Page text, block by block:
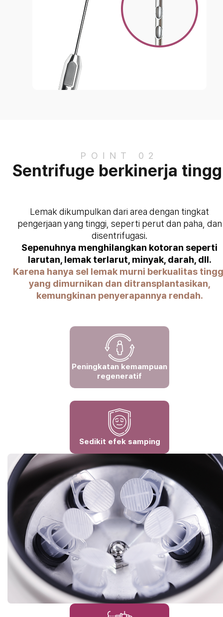
POINT 02
Sentrifuge berkinerja
Lemak dikumpulkan dari area dengan tingkat
pengerjaan yang tinggi, seperti perut dan paha, dan
disentrifugasi.
Sepenuhnya menghilangkan kotoran seperti
larutan, lemak terlarut, minyak, darah, dll.
Karena hanya sel lemak murni berkualitas
yang dimurnikan dan ditransplantasikan,
kemungkinan penyerapannya rendah.
Peningkatan kemampuan
regeneratif
Sedikit efek samping